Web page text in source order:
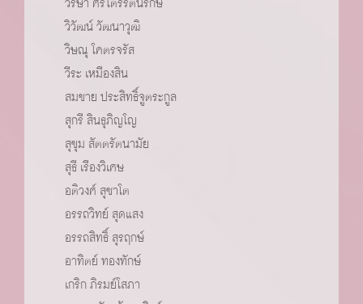
วิวัฒน์ วัฒนาวุฒิ
วิษณุ โคตรจรัส
วีระ เหมืองสิน
สมชาย ประสิทธิ์จูตระกูล
สุกรี สินธุภิญโญ
สุขุม สัตตรัตนามัย
สุธี เรืองวิเศษ
อติวงศ์ สุชาโต
อรรถวิทย์ สุดแสง
อรรถสิทธิ์ สุรฤกษ์
อาทิตย์ ทองทักษ์
เกริก ภิรมย์โสภา